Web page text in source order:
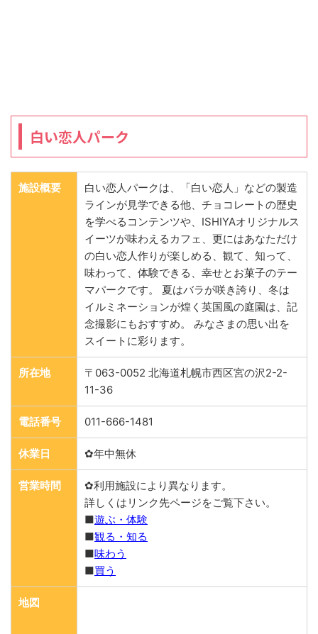
白い恋人パーク
施設概要
白い恋人パークは、「白い恋人」などの製造
ラインが見学できる他、チョコレートの歴史
を学べるコンテンツや、ISHIYAオリジナルス
イーツが味わえるカフェ、更にはあなただけ
の白い恋人作りが楽しめる、観て、知って、
味わって、体験できる、幸せとお菓子のテー
マパークです。 夏はバラが咲き誇り、冬は
イルミネーションが煌く英国風の庭園は、記
念撮影にもおすすめ。 みなさまの思い出を
スイートに彩ります。
所在地
〒063-0052 北海道札幌市西区宮の沢2-2-
11-36
電話番号 011-666-1481
休業日 ✿年中無休
営業時間
✿利用施設により異なります。
詳しくはリンク先ページをご覧下さい。
■遊ぶ・体験
■観る・知る
■味わう
■買う
地図